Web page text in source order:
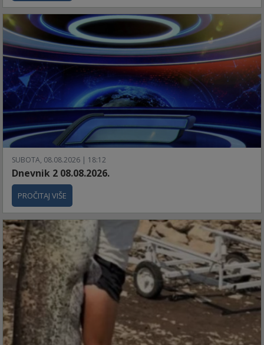
SUBOTA, 08.08.2026 | 18:12
Dnevnik 2 08.08.2026.
PROČITAJ VIŠE